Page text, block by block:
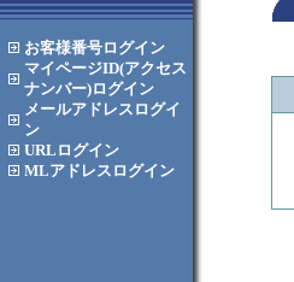
お客様番号ログイン
マイページID(アクセス
ナンバー)ログイン
メールアドレス ログイ
ン
URL ログイン
MLアドレス ログイン